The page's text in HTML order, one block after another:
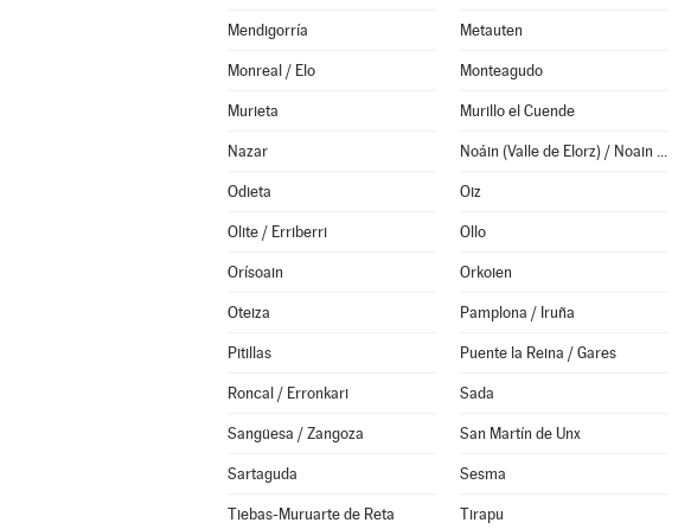
Mendigorría Metauten
Monreal / Elo Monteagudo
Murieta Murillo el Cuende
Nazar Noáin (Valle de Elorz) / Noain (Elortzibar)
Odieta Oiz
Olite / Erriberri Ollo
Orísoain Orkoien
Oteiza Pamplona / Iruña
Pitillas Puente la Reina / Gares
Roncal / Erronkari Sada
Sangüesa / Zangoza San Martín de Unx
Sartaguda Sesma
Tiebas-Muruarte de Reta Tirapu